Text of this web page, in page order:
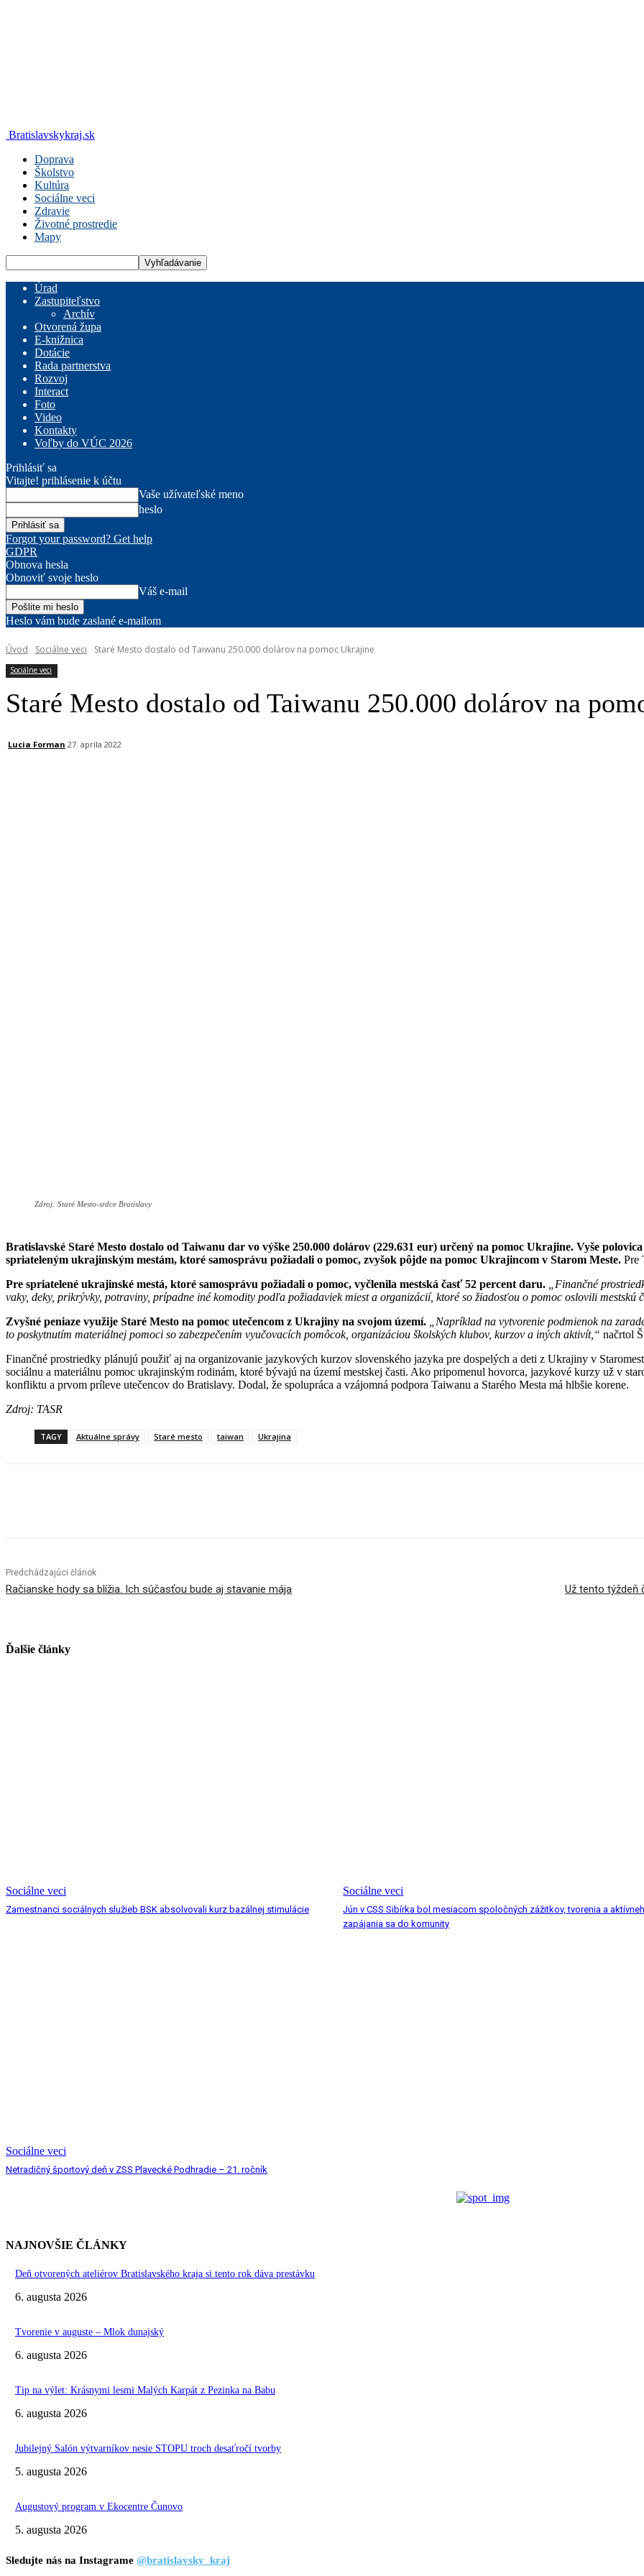
Bratislavskykraj.sk
Doprava
Školstvo
Kultúra
Sociálne veci
Zdravie
Životné prostredie
Mapy
Úrad
Zastupiteľstvo
Archív
Otvorená župa
E-knižnica
Dotácie
Rada partnerstva
Rozvoj
Interact
Foto
Video
Kontakty
Voľby do VÚC 2026
Prihlásiť sa
Vitajte! prihlásenie k účtu
Vaše užívateľské meno
heslo
Forgot your password? Get help
GDPR
Obnova hesla
Obnoviť svoje heslo
Váš e-mail
Heslo vám bude zaslané e-mailom
Úvod Sociálne veci Staré Mesto dostalo od Taiwanu 250.000 dolárov na pomoc Ukrajine
Sociálne veci
Staré Mesto dostalo od Taiwanu 250.000 dolárov na
Lucia Forman 27. apríla 2022
Zdroj: Staré Mesto-srdce Bratislavy
Bratislavské Staré Mesto dostalo od Taiwanu dar vo výške 250.000 dolárov (229.631 eur) určený na pomoc Ukrajine. Vyše
spriateleným ukrajinským mestám, ktoré samosprávu požiadali o pomoc, zvyšok pôjde na pomoc Ukrajincom v Starom Meste. Pre
Pre spriatelené ukrajinské mestá, ktoré samosprávu požiadali o pomoc, vyčlenila mestská časť 52 percent daru.
„Finančné
vaky, deky, prikrývky, potraviny, prípadne iné komodity podľa požiadaviek miest a organizácií, ktoré so žiadosťou o pomoc oslovili mestskú
Zvyšné peniaze využije Staré Mesto na pomoc utečencom z Ukrajiny na svojom území.
„Napríklad na vytvorenie podmienok na
to poskytnutím materiálnej pomoci so zabezpečením vyučovacích pomôcok, organizáciou školských klubov, kurzov a iných aktivít,“
Finančné prostriedky plánujú použiť aj na organizovanie jazykových kurzov slovenského jazyka pre dospelých a deti z Ukrajiny v
sociálnu a materiálnu pomoc ukrajinským rodinám, ktoré bývajú na území mestskej časti. Ako pripomenul hovorca, jazykové kurzy už v
konfliktu a prvom príleve utečencov do Bratislavy. Dodal, že spolupráca a vzájomná podpora Taiwanu a Starého Mesta má hlbšie korene.
Zdroj: TASR
TAGY Aktuálne správy Staré mesto taiwan Ukrajina
Predchádzajúci článok
Račianske hody sa blížia. Ich súčasťou bude aj stavanie mája Už tento týždeň
Ďalšie články
Sociálne veci
Zamestnanci sociálnych služieb BSK absolvovali kurz bazálnej stimulácie
Sociálne veci
Jún v CSS Sibírka bol mesiacom spoločných zážitkov, tvorenia a
zapájania sa do komunity
Sociálne veci
Netradičný športový deň v ZSS Plavecké Podhradie – 21. ročník
NAJNOVŠIE ČLÁNKY
Deň otvorených ateliérov Bratislavského kraja si tento rok dáva prestávku
6. augusta 2026
Tvorenie v auguste – Mlok dunajský
6. augusta 2026
Tip na výlet: Krásnymi lesmi Malých Karpát z Pezinka na Babu
6. augusta 2026
Jubilejný Salón výtvarníkov nesie STOPU troch desaťročí tvorby
5. augusta 2026
Augustový program v Ekocentre Čunovo
5. augusta 2026
Sledujte nás na Instagrame @bratislavsky_kraj